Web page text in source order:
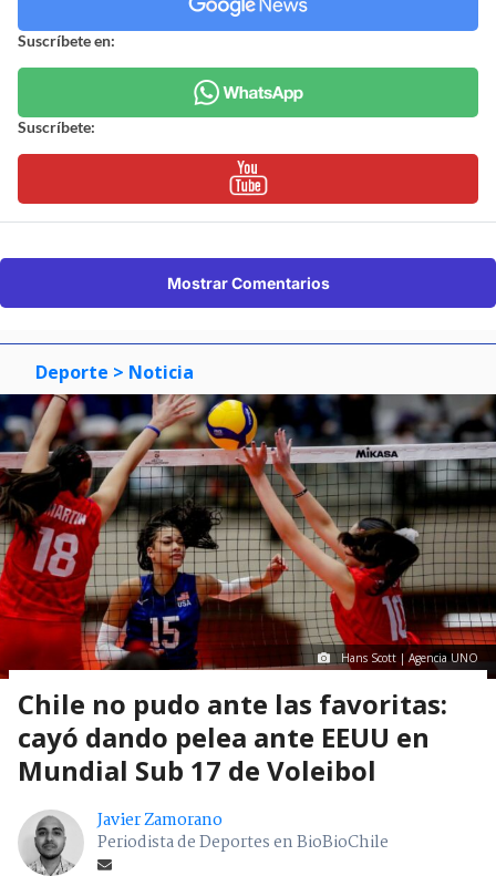
Suscríbete en:
Suscríbete:
Mostrar Comentarios
Deporte > Noticia
Hans Scott | Agencia UNO
Chile no pudo ante las favoritas:
cayó dando pelea ante EEUU en
Mundial Sub 17 de Voleibol
Javier Zamorano
Periodista de Deportes en BioBioChile